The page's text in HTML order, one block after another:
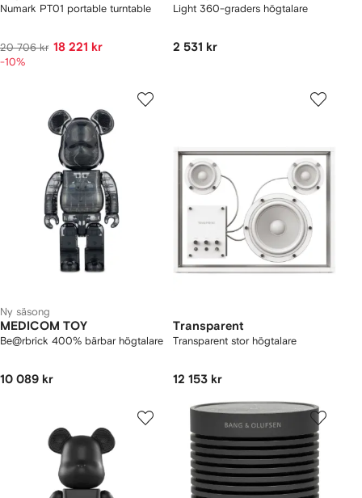
Numark PT01 portable turntable
20 706 kr 18 221 kr
-10%
Light 360-graders högtalare
2 531 kr
Ny säsong
MEDICOM TOY
Be@rbrick 400% bärbar högtalare
10 089 kr
Transparent
Transparent stor högtalare
12 153 kr